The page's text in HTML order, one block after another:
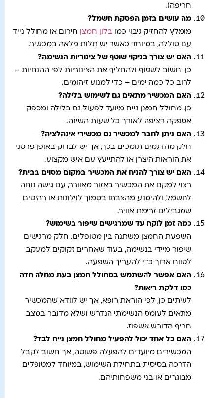
חריפה).
מה עושים בזמן הפסקת חשמל?
מומלץ להחזיק גיבוי כמו בלון חמצן חירום או מחולל נייד
עם סוללה, במיוחד כאשר יש תלות מלאה במכשיר.
האם יש צורך בניקוי שוטף של צינוריות הנשימה?
כן. חשוב לשטוף ולהחליף את הצינוריות לפי ההנחיות –
לרוב כל כמה ימים – כדי למנוע זיהומים.
האם המכשיר מתאים גם לשימוש בלילה?
כן, מחולל חמצן נייח מיועד לפעול גם בלילה ומספק
אספקה רציפה לאורך כל שעות השינה.
האם ניתן לחבר למכשיר גם מכשירי אינהלציה?
חלק מהדגמים תומכים בכך, אך יש לבדוק באופן פרטני
את הוראות היצרן או להתייעץ עם איש מקצוע.
האם יש צורך להניח את המכשיר במקום מסוים בבית?
רצוי למקם את המכשיר באזור מאוורר, עם גישה נוחה
לחשמל, ולהימנע מהצבתו בסמוך לוילונות או רהיטים
שמגבילים זרימת אוויר.
כמה זמן לוקח עד שמרגישים שיפור בשימוש?
השפעת החמצן משתנה בין מטופלים. חלק מרגישים
שיפור מיידי בנשימה, בעוד שאחרים זקוקים למעקב
לטווח ארוך כדי להעריך השפעה.
האם אפשר להשתמש במחולל חמצן בעת מחלה חדה
כמו דלקת ריאות?
לעיתים כן, לפי הוראת רופא, אך יש לוודא שהמכשיר
מתאים לעומס הנשימתי הנדרש ושלא מדובר במצב
חריף הדורש אשפוז.
האם כל אחד יכול להפעיל מחולל חמצן נייח לבד?
המכשירים מיועדים להפעלה פשוטה, אך חשוב לקבל
הדרכה בסיסית בתחילת השימוש, במיוחד למטופלים
מבוגרים או בני משפחותיהם.